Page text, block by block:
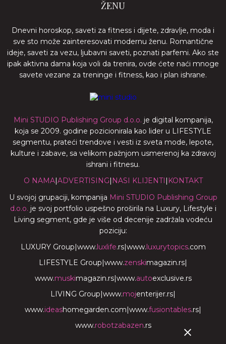
ŽENU
Dnevni horoskop, saveti za fitness i dijete, zdravlje, moda i
sve sto može zainteresovati modernu ženu. Romantične
ideje, saveti za vezu, ljubavni saveti, poznati parfemi. Ako ste
ipak aktivna dama koja voli da trenira, ovde ćete naći mnoge
savete vezane za treninge i fitness, kao i plan ishrane.
Mini STUDIO Publishing Group d.o.o. je digital kompanija,
koja se 2009. godine pozicionirala kao lider u LIFESTYLE
segmentu, prateći trendove i vesti iz sveta mode, lepote,
kulture i zabave, sa velikom pažnjom usmerenoj ka zdravoj
ishrani i fitnesu.
O NAMA| ADVERTISING NASI KLIJENTI
KONTAKT
U svojoj grupaciji, kompanija Mini STUDIO Publishing Group
d.o.o. je svoj portfolio uspešno proširila na Luxury, Lifestyle i
Living segment, gde je više od decenije zadržala vodeću
poziciju:
LUXURY Group www. luxlife.rs| www. luxurytopics.com
LIFESTYLE Group www.zenskimagazin.rs
www.muskimagazin.rs| www.autoexclusive.rs
LIVING Group www.mojenterijer.rs
www.ideashomegarden.com www.fusiontables.rs
www.robotzabazen.rs